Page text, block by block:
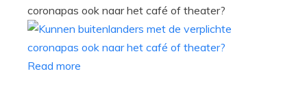
coronapas ook naar het café of theater?
Read more